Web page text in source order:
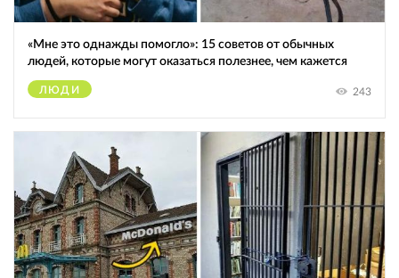
«Мне это однажды помогло»: 15 советов от обычных
людей, которые могут оказаться полезнее, чем кажется
ЛЮДИ 243